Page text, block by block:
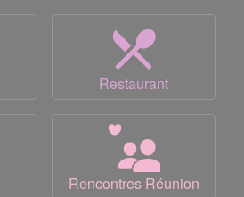
Restaurant
Rencontres Réunion